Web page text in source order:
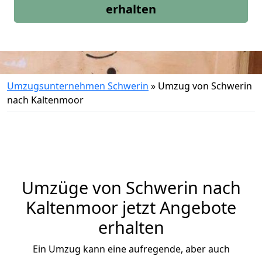
erhalten
Umzugsunternehmen Schwerin » Umzug von Schwerin
nach Kaltenmoor
Umzüge von Schwerin nach
Kaltenmoor jetzt Angebote
erhalten
Ein Umzug kann eine aufregende, aber auch